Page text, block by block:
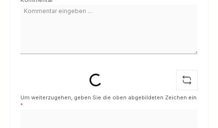
Loading...
Um weiterzugehen, geben Sie die oben abgebildeten Zeichen ein
*